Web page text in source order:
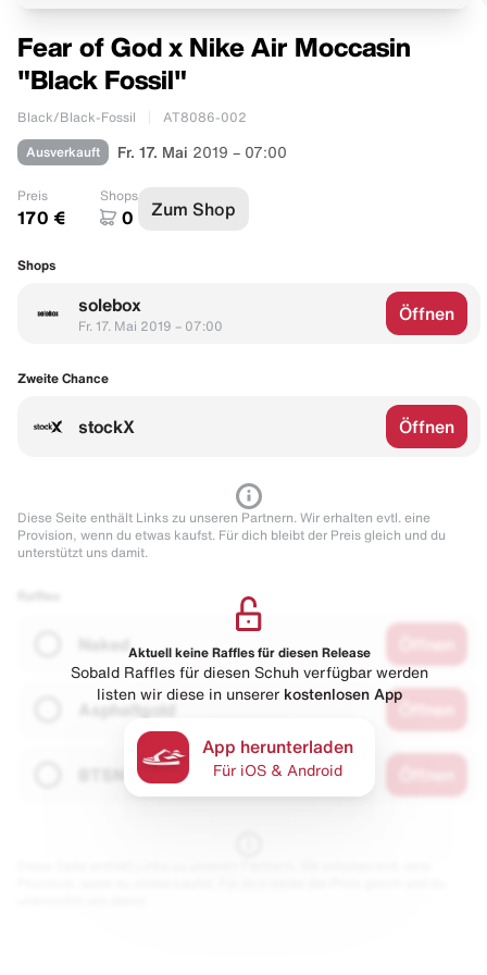
Fear of God x Nike Air Moccasin
"Black Fossil"
Black/Black-Fossil AT8086-002
Ausverkauft Fr. 17. Mai 2019 – 07:00
Preis
170 €
Shops
0 Zum Shop
Shops
solebox
Fr. 17. Mai 2019 – 07:00
Öffnen
Zweite Chance
stockX Öffnen
Diese Seite enthält Links zu unseren Partnern. Wir erhalten evtl. eine
Provision, wenn du etwas kaufst. Für dich bleibt der Preis gleich und du
unterstützt uns damit.
Naked
Asphaltgold
Aktuell keine Raffles für diesen Release
Sobald Raffles für diesen Schuh verfügbar werden
listen wir diese in unserer kostenlosen App
App herunterladen
Für iOS & Android